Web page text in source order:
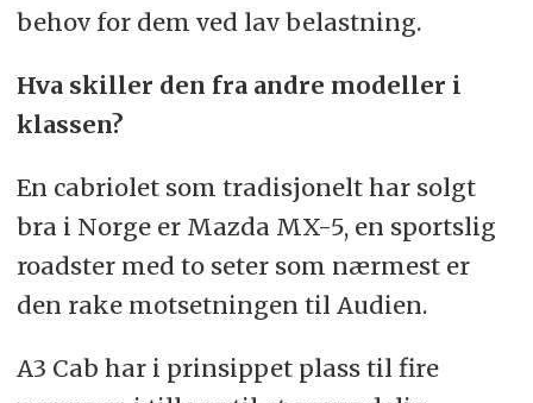
behov for dem ved lav belastning.
Hva skiller den fra andre modeller i
klassen?
En cabriolet som tradisjonelt har solgt
bra i Norge er Mazda MX-5, en sportslig
roadster med to seter som nærmest er
den rake motsetningen til Audien.
A3 Cab har i prinsippet plass til fire